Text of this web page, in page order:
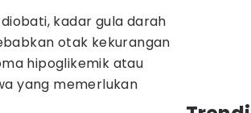
kadar gula darah
otak kekurangan
hipoglikemik atau
yang memerlukan